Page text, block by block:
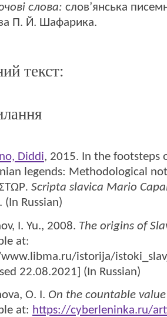
слова: слов’янська
П. Й. Шафарика.
текст:
Diddi, 2015. In the footsteps
legends: Methodological
. Scripta slavica Mario
(In Russian)
I. Yu., 2008. The origins of
at:
istorija/
22.08.2021] (In Russian)
O. I. On the countable
at: https://cyberleninka.ru/